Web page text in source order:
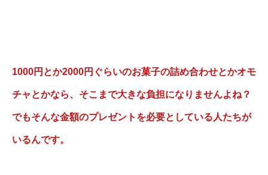
1000円とか2000円ぐらいのお菓子の詰め合わせとかオモ
チャとかなら、そこまで大きな負担になりませんよね？
でもそんな金額のプレゼントを必要としている人たちが
いるんです。